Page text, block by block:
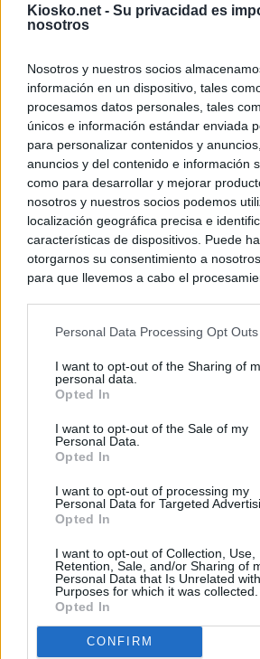
Kiosko.net - Su privacidad es
nosotros
Nosotros y nuestros socios
información en un dispositivo, tales
procesamos datos personales, tales
únicos e información estándar enviada
para personalizar contenidos y
anuncios y del contenido e información
como para desarrollar y mejorar
nosotros y nuestros socios podemos
localización geográfica precisa e
características de dispositivos. Puede
otorgarnos su consentimiento a
para que llevemos a cabo el
negar su consentimiento. Tenga en
de su consentimiento, pero usted tiene
rechazar tal procesamiento. Sus
cualquier momento entrando de nuevo
visitando nuestra política de privacidad.
Personal Data Processing Opt Outs
I want to opt-out of the Sharing of
personal data.
Opted In
I want to opt-out of the Sale of my
Personal Data.
Opted In
I want to opt-out of processing my
Personal Data for Targeted
Opted In
I want to opt-out of Collection, Use,
Retention, Sale, and/or Sharing of
Personal Data that Is Unrelated
Purposes for which it was collected.
Opted In
CONFIRM